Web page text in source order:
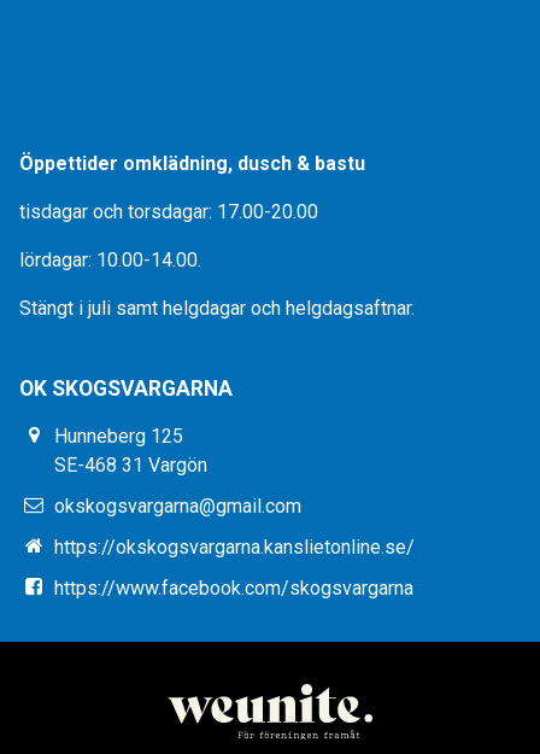
Öppettider omklädning, dusch & bastu
tisdagar och torsdagar: 17.00-20.00
lördagar: 10.00-14.00.
Stängt i juli samt helgdagar och helgdagsaftnar.
OK SKOGSVARGARNA
Hunneberg 125
SE-468 31 Vargön
okskogsvargarna@gmail.com
https://okskogsvargarna.kanslietonline.se/
https://www.facebook.com/skogsvargarna